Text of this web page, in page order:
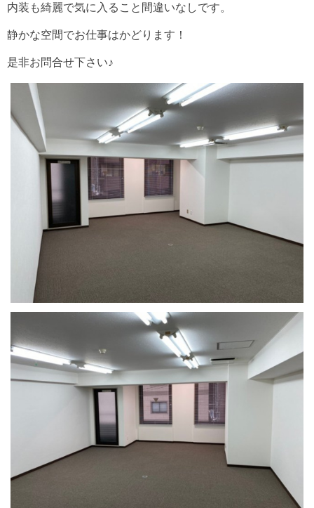
内装も綺麗で気に入ること間違いなしです。
静かな空間でお仕事はかどります！
是非お問合せ下さい♪